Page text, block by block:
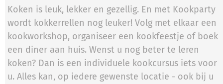
Koken is leuk, lekker en gezellig. En met Kookparty
wordt kokkerrellen nog leuker! Volg met elkaar een
kookworkshop, organiseer een kookfeestje of boek
een diner aan huis. Wenst u nog beter te leren
koken? Dan is een individuele kookcursus iets voor
u. Alles kan, op iedere gewenste locatie - ook bij u